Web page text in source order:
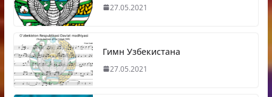
27.05.2021
Гимн Узбекистана
27.05.2021